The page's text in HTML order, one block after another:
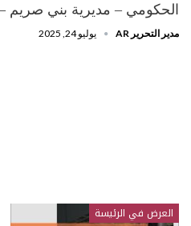
الحكومي – مديرية بني صريم
مدير التحرير AR يوليو 24, 2025
العرض في الرئيسة